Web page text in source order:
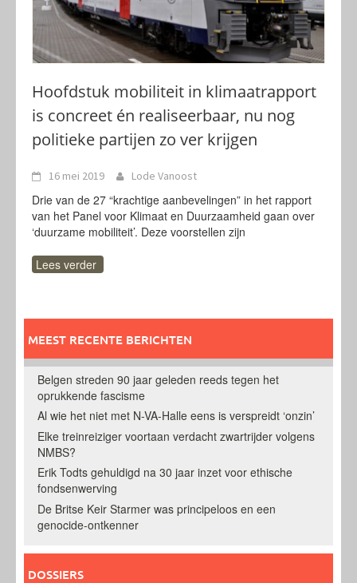
Hoofdstuk mobiliteit in klimaatrapport
is concreet én realiseerbaar, nu nog
politieke partijen zo ver krijgen
16 mei 2019 Lode Vanoost
Drie van de 27 “krachtige aanbevelingen” in het rapport
van het Panel voor Klimaat en Duurzaamheid gaan over
‘duurzame mobiliteit’. Deze voorstellen zijn
Lees verder
MEEST RECENTE BERICHTEN
Belgen streden 90 jaar geleden reeds tegen het
oprukkende fascisme
Al wie het niet met N-VA-Halle eens is verspreidt ‘onzin’
Elke treinreiziger voortaan verdacht zwartrijder volgens
NMBS?
Erik Todts gehuldigd na 30 jaar inzet voor ethische
fondsenwerving
De Britse Keir Starmer was principeloos en een
genocide-ontkenner
DOSSIERS